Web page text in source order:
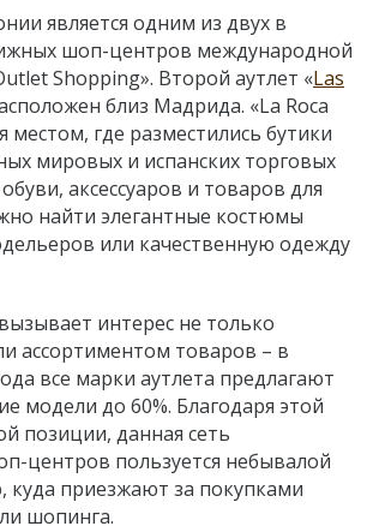
является одним из двух в
шоп-центров международной
Shopping». Второй аутлет «Las
близ Мадрида. «La Roca
местом, где разместились бутики
мировых и испанских торговых
аксессуаров и товаров для
найти элегантные костюмы
или качественную одежду
интерес не только
ассортиментом товаров – в
все марки аутлета предлагают
модели до 60%. Благодаря этой
позиции, данная сеть
центров пользуется небывалой
куда приезжают за покупками
шопинга.